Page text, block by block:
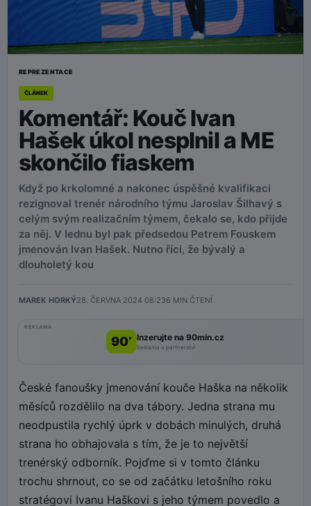
REPREZENTACE
ČLÁNEK
Komentář: Kouč Ivan
Hašek úkol nesplnil a ME
skončilo fiaskem
Když po krkolomné a nakonec úspěšné kvalifikaci
rezignoval trenér národního týmu Jaroslav Šilhavý s
celým svým realizačním týmem, čekalo se, kdo přijde
za něj. V lednu byl pak předsedou Petrem Fouskem
jmenován Ivan Hašek. Nutno říci, že bývalý a
dlouholetý kou
MAREK HORKÝ28. ČERVNA 2024 08:236 MIN ČTENÍ
REKLAMA
90’ Inzerujte na 90min.cz
Reklama a partnerství
České fanoušky jmenování kouče Haška na několik
měsíců rozdělilo na dva tábory. Jedna strana mu
neodpustila rychlý úprk v dobách minulých, druhá
strana ho obhajovala s tím, že je to největší
trenérský odborník. Pojďme si v tomto článku
trochu shrnout, co se od začátku letošního roku
stratégovi Ivanu Haškovi s jeho týmem povedlo a